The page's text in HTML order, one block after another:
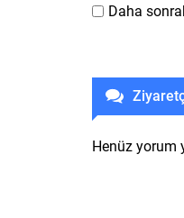
Daha
Henüz yorum